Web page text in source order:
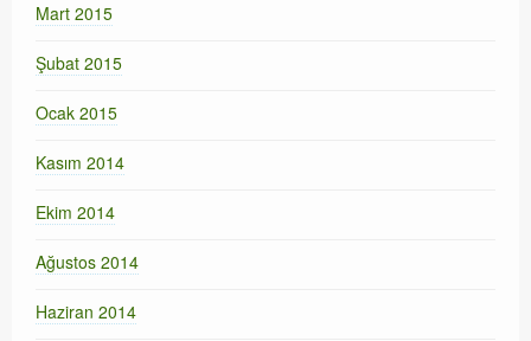
Mart 2015
Şubat 2015
Ocak 2015
Kasım 2014
Ekim 2014
Ağustos 2014
Haziran 2014